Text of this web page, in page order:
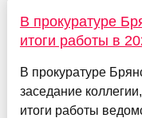
В прокуратуре
итоги работы в
В прокуратуре
заседание
итоги работы